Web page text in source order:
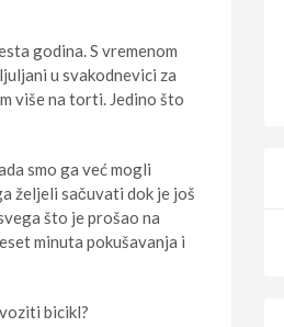
godina. S vremenom
u svakodnevici za
više na torti. Jedino što
smo ga već mogli
željeli sačuvati dok je još
što je prošao na
minuta pokušavanja i
bicikl?